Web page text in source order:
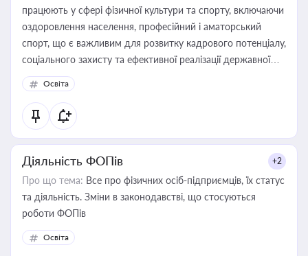
працюють у сфері фізичної культури та спорту, включаючи
оздоровлення населення, професійний і аматорський
спорт, що є важливим для розвитку кадрового потенціалу,
соціального захисту та ефективної реалізації державної
політики у цій галузі
Освіта
Діяльність ФОПів +2
Про що тема: Все про фізичних осіб-підприємців, їх статус
та діяльність. Зміни в законодавстві, що стосуються
роботи ФОПів
Освіта